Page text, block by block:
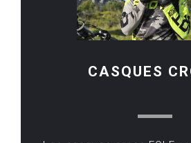
CASQUES